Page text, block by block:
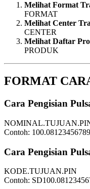
Melihat Format
FORMAT
Melihat Center
CENTER
Melihat Daftar
PRODUK
FORMAT
Cara Pengisian
Contoh:
Cara Pengisian
KODE.TUJUAN.PIN
Contoh: